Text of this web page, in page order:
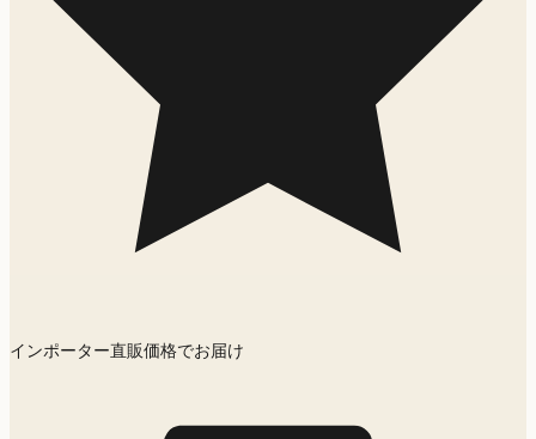
インポーター直販価格でお届け